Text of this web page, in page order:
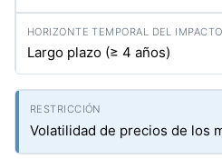
Largo plazo (≥ 4 años)
Volatilidad de precios de los